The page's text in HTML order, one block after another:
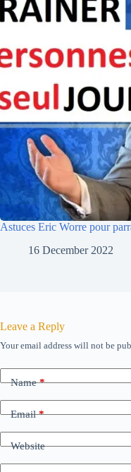
Astuces Eric Worre pour
16 December 2022
Leave a Reply
Your email address will not be
Name*
Email*
Website